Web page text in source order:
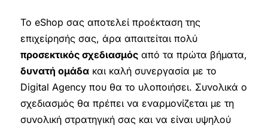
Το eShop σας αποτελεί προέκταση της
επιχείρησής σας, άρα απαιτείται πολύ
προσεκτικός σχεδιασμόςαπό τα πρώτα βήματα,
δυνατή ομάδακαι καλή συνεργασία με το
Digital Agency που θα το υλοποιήσει. Συνολικά ο
σχεδιασμός θα πρέπει να εναρμονίζεται με τη
συνολική στρατηγική σας και να είναι υψηλού